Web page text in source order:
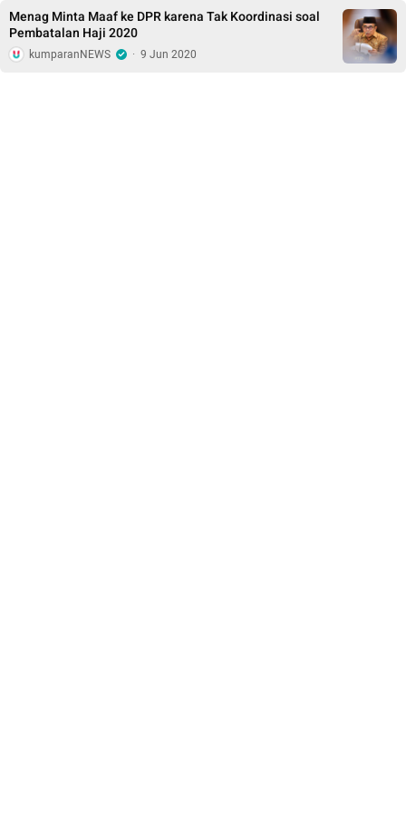
Menag Minta Maaf ke DPR karena Tak Koordinasi soal
Pembatalan Haji 2020
kumparanNEWS · 9 Jun 2020